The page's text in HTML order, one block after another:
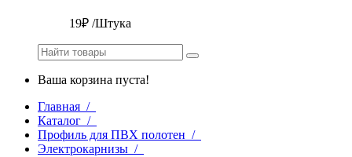
19₽ /Штука
Ваша корзина пуста!
Главная /
Каталог /
Профиль для ПВХ полотен /
Электрокарнизы /